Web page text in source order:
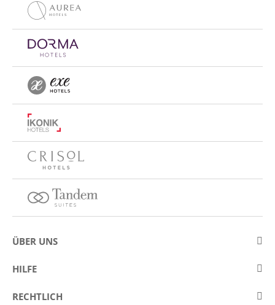
ÜBER UNS
Über Eurostars Hotel Company
HILFE
Kontakt
RECHTLICH